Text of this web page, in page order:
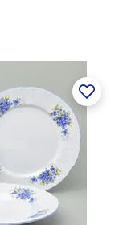
ochranné
lití,
své výrobky
Lesov používá